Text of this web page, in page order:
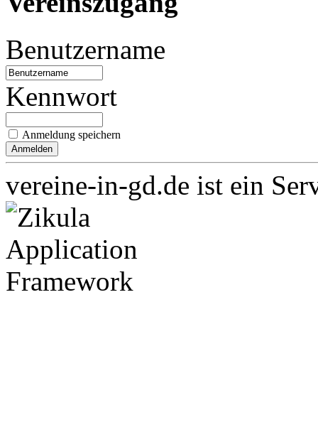
Benutzername
Kennwort
Anmeldung speichern
vereine-in-gd.de ist ein